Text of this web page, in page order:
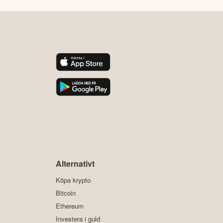
Alternativt
Köpa krypto
Bitcoin
Ethereum
Investera i guld